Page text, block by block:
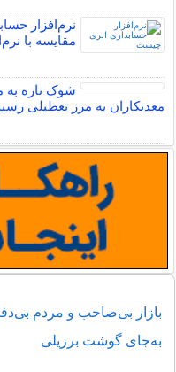
مقایسه با
معدنکاران به مرز تعطیلی
بازار بی‌صاحب و مردم
به‌جای گوشت برزیلی